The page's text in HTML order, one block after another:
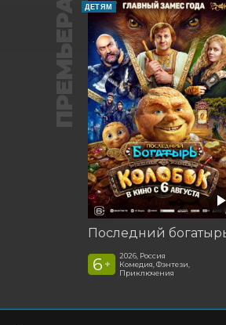
ПРЕМЬЕРА ДЕТЯМ
6 +
2026, Россия
Комедия, Фэнтези,
Приключения